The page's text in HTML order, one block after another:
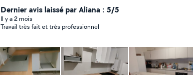
Dernier avis laissé par Aliana : 5/5
Il y a 2 mois
Travail très fait et très professionnel